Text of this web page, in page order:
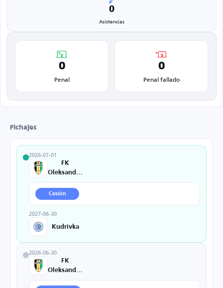
0
Asistencias
0
Penal
0
Penal fallado
Fichajes
2026-07-01
FK
Oleksandriya
Cesión
2027-06-30
Kudrivka
2026-06-30
FK
Oleksandriya